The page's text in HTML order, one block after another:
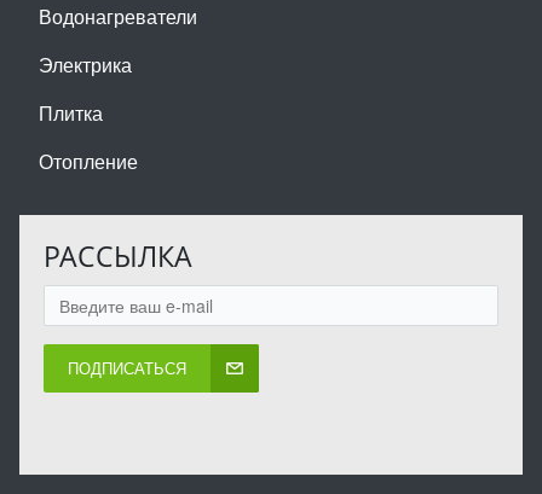
Водонагреватели
Электрика
Плитка
Отопление
РАССЫЛКА
ПОДПИСАТЬСЯ